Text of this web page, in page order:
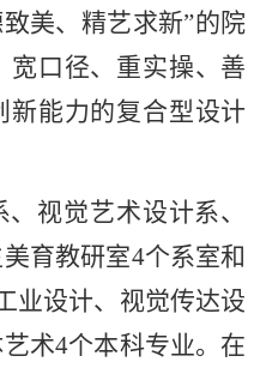
美、精艺求新”的院
宽口径、重实操、善
新能力的复合型设计
视觉艺术设计系、
育教研室4个系室和
业设计、视觉传达设
术4个本科专业。在